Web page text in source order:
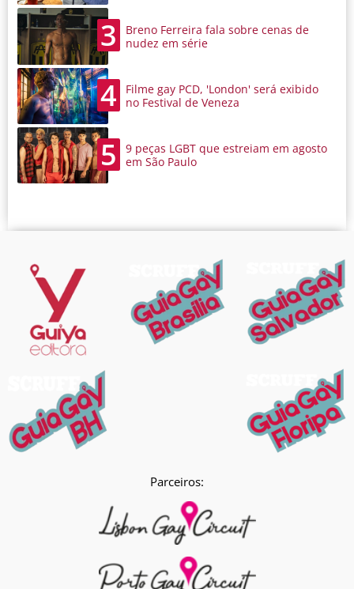
3
Breno Ferreira fala sobre cenas de
nudez em série
4
Filme gay PCD, 'London' será exibido
no Festival de Veneza
5
9 peças LGBT que estreiam em agosto
em São Paulo
Parceiros: